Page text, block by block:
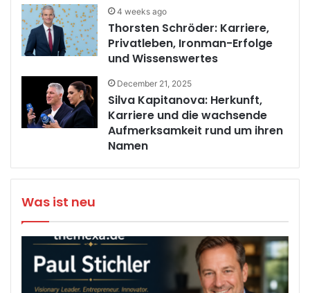
4 weeks ago
Thorsten Schröder: Karriere,
Privatleben, Ironman-Erfolge
und Wissenswertes
December 21, 2025
Silva Kapitanova: Herkunft,
Karriere und die wachsende
Aufmerksamkeit rund um ihren
Namen
Was ist neu